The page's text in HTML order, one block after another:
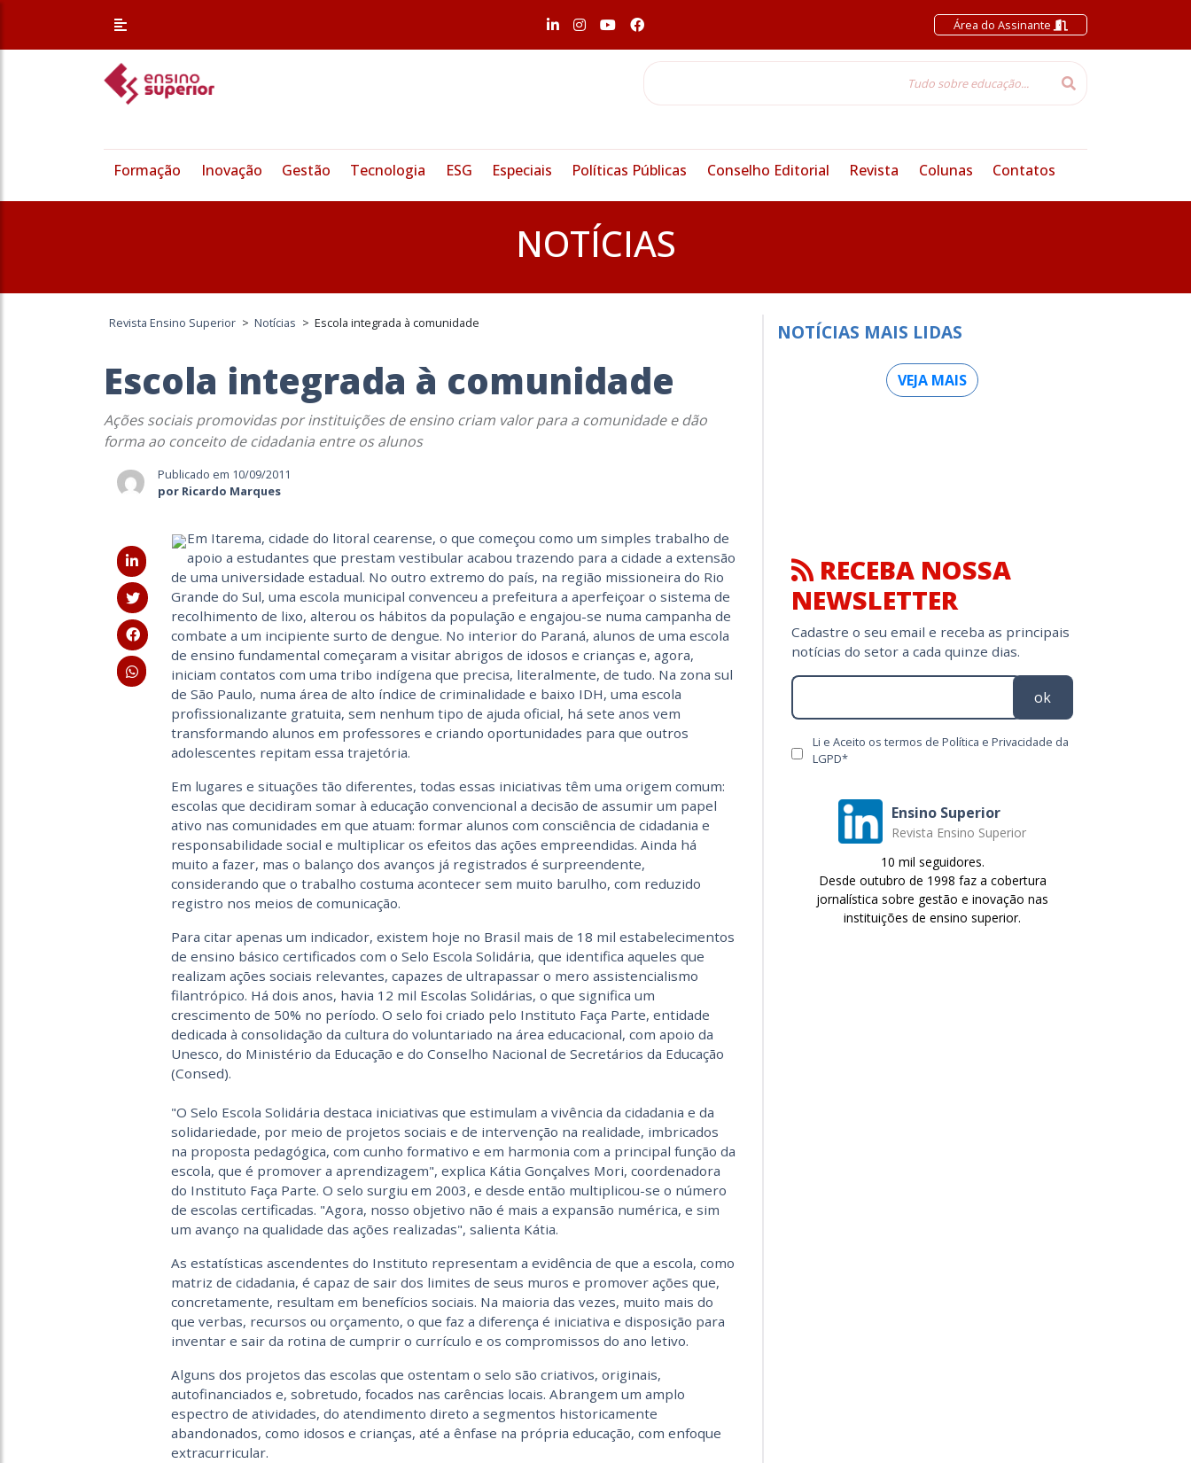
Área do Assinante
Formação Inovação Gestão Tecnologia ESG Especiais Políticas Públicas Conselho Editorial Revista Colunas Contatos
NOTÍCIAS
Revista Ensino Superior > Notícias > Escola integrada à comunidade
Escola integrada à comunidade
Ações sociais promovidas por instituições de ensino criam valor para a comunidade e dão
forma ao conceito de cidadania entre os alunos
Publicado em 10/09/2011
por Ricardo Marques
Em Itarema, cidade do litoral cearense, o que começou como um simples trabalho de
apoio a estudantes que prestam vestibular acabou trazendo para a cidade a extensão
de uma universidade estadual. No outro extremo do país, na região missioneira do Rio
Grande do Sul, uma escola municipal convenceu a prefeitura a aperfeiçoar o sistema de
recolhimento de lixo, alterou os hábitos da população e engajou-se numa campanha de
combate a um incipiente surto de dengue. No interior do Paraná, alunos de uma escola
de ensino fundamental começaram a visitar abrigos de idosos e crianças e, agora,
iniciam contatos com uma tribo indígena que precisa, literalmente, de tudo. Na zona sul
de São Paulo, numa área de alto índice de criminalidade e baixo IDH, uma escola
profissionalizante gratuita, sem nenhum tipo de ajuda oficial, há sete anos vem
transformando alunos em professores e criando oportunidades para que outros
adolescentes repitam essa trajetória.
Em lugares e situações tão diferentes, todas essas iniciativas têm uma origem comum:
escolas que decidiram somar à educação convencional a decisão de assumir um papel
ativo nas comunidades em que atuam: formar alunos com consciência de cidadania e
responsabilidade social e multiplicar os efeitos das ações empreendidas. Ainda há
muito a fazer, mas o balanço dos avanços já registrados é surpreendente,
considerando que o trabalho costuma acontecer sem muito barulho, com reduzido
registro nos meios de comunicação.
Para citar apenas um indicador, existem hoje no Brasil mais de 18 mil estabelecimentos
de ensino básico certificados com o Selo Escola Solidária, que identifica aqueles que
realizam ações sociais relevantes, capazes de ultrapassar o mero assistencialismo
filantrópico. Há dois anos, havia 12 mil Escolas Solidárias, o que significa um
crescimento de 50% no período. O selo foi criado pelo Instituto Faça Parte, entidade
dedicada à consolidação da cultura do voluntariado na área educacional, com apoio da
Unesco, do Ministério da Educação e do Conselho Nacional de Secretários da Educação
(Consed).
"O Selo Escola Solidária destaca iniciativas que estimulam a vivência da cidadania e da
solidariedade, por meio de projetos sociais e de intervenção na realidade, imbricados
na proposta pedagógica, com cunho formativo e em harmonia com a principal função da
escola, que é promover a aprendizagem", explica Kátia Gonçalves Mori, coordenadora
do Instituto Faça Parte. O selo surgiu em 2003, e desde então multiplicou-se o número
de escolas certificadas. "Agora, nosso objetivo não é mais a expansão numérica, e sim
um avanço na qualidade das ações realizadas", salienta Kátia.
As estatísticas ascendentes do Instituto representam a evidência de que a escola, como
matriz de cidadania, é capaz de sair dos limites de seus muros e promover ações que,
concretamente, resultam em benefícios sociais. Na maioria das vezes, muito mais do
que verbas, recursos ou orçamento, o que faz a diferença é iniciativa e disposição para
inventar e sair da rotina de cumprir o currículo e os compromissos do ano letivo.
Alguns dos projetos das escolas que ostentam o selo são criativos, originais,
autofinanciados e, sobretudo, focados nas carências locais. Abrangem um amplo
espectro de atividades, do atendimento direto a segmentos historicamente
abandonados, como idosos e crianças, até a ênfase na própria educação, com enfoque
extracurricular.
NOTÍCIAS MAIS LIDAS
VEJA MAIS
RECEBA NOSSA
NEWSLETTER
Cadastre o seu email e receba as principais
notícias do setor a cada quinze dias.
ok
Li e Aceito os termos de Política e Privacidade da
LGPD*
Ensino Superior
Revista Ensino Superior
10 mil seguidores.
Desde outubro de 1998 faz a cobertura
jornalística sobre gestão e inovação nas
instituições de ensino superior.